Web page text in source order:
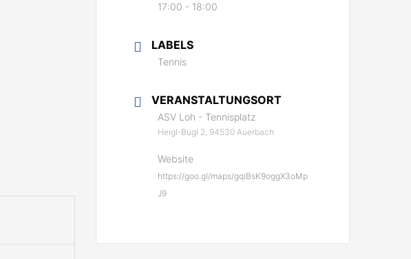
17:00 - 18:00
LABELS
Tennis
VERANSTALTUNGSORT
ASV Loh - Tennisplatz
Heigl-Bugl 2, 94530 Auerbach
Website
https://goo.gl/maps/gqiBsK9oggX3oMp
J9